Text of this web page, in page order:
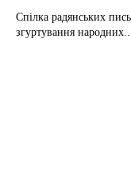
Спілка радянських
згуртування народних...